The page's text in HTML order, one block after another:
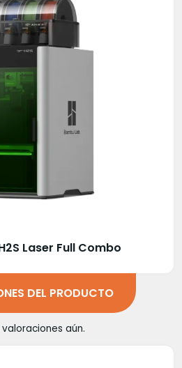
Laser Full Combo
DEL PRODUCTO
aún.